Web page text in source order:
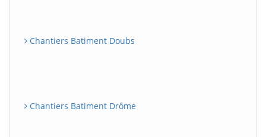
Chantiers Batiment Doubs
Chantiers Batiment Drôme